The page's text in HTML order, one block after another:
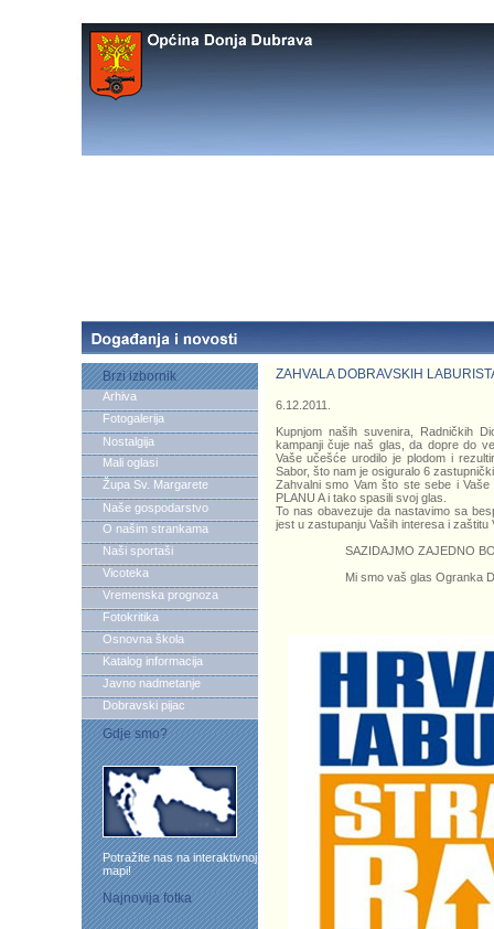
Brzi izbornik
Arhiva
Fotogalerija
Nostalgija
Mali oglasi
Župa Sv. Margarete
Naše gospodarstvo
O našim strankama
Naši sportaši
Vicoteka
Vremenska prognoza
Fotokritika
Osnovna škola
Katalog informacija
Javno nadmetanje
Dobravski pijac
Gdje smo?
Potražite nas na interaktivnoj
mapi!
Najnovija fotka
ZAHVALA DOBRAVSKIH
6.12.2011.
Kupnjom naših suvenira, Radničkih
kampanji čuje naš glas, da dopre do
Vaše učešće urodilo je plodom i
Sabor, što nam je osiguralo 6
Zahvalni smo Vam što ste sebe i
PLANU A i tako spasili svoj glas.
To nas obavezuje da nastavimo sa
jest u zastupanju Vaših interesa i
SAZIDAJMO ZAJEDNO
Mi smo vaš glas Ogranka